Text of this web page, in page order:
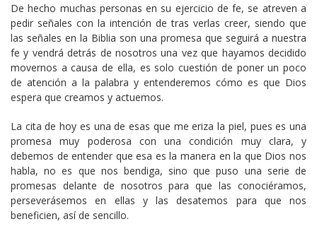
De hecho muchas personas en su ejercicio de fe, se atreven a
pedir señales con la intención de tras verlas creer, siendo que
las señales en la Biblia son una promesa que seguirá a nuestra
fe y vendrá detrás de nosotros una vez que hayamos decidido
movernos a causa de ella, es solo cuestión de poner un poco
de atención a la palabra y entenderemos cómo es que Dios
espera que creamos y actuemos.
La cita de hoy es una de esas que me eriza la piel, pues es una
promesa muy poderosa con una condición muy clara, y
debemos de entender que esa es la manera en la que Dios nos
habla, no es que nos bendiga, sino que puso una serie de
promesas delante de nosotros para que las conociéramos,
perseverásemos en ellas y las desatemos para que nos
beneficien, así de sencillo.